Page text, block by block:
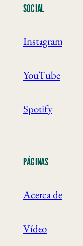
SOCIAL
Instagram
YouTube
Spotify
PÁGINAS
Acerca de
Vídeo